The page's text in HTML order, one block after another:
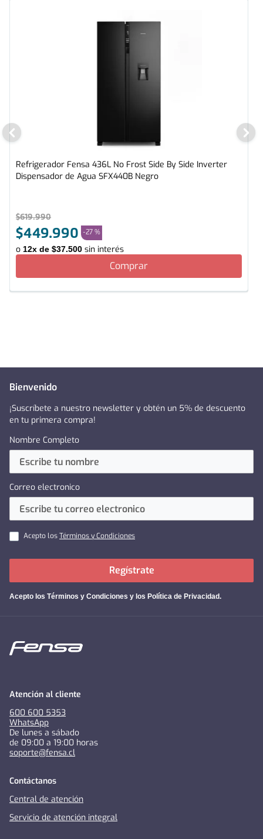
Refrigerador Fensa 436L No Frost Side By Side Inverter
Dispensador de Agua SFX440B Negro
$619.990
$449.990 -27 %
o 12x de $37.500 sin interés
Comprar
Bienvenido
¡Suscríbete a nuestro newsletter y obtén un 5% de descuento
en tu primera compra!
Nombre Completo
Correo electronico
Acepto losTérminos y Condiciones
Acepto los Términos y Condiciones y los Política de Privacidad.
Regístrate
Atención al cliente
600 600 5353
WhatsApp
De lunes a sábado
de 09:00 a 19:00 horas
soporte@fensa.cl
Contáctanos
Central de atención
Servicio de atención integral